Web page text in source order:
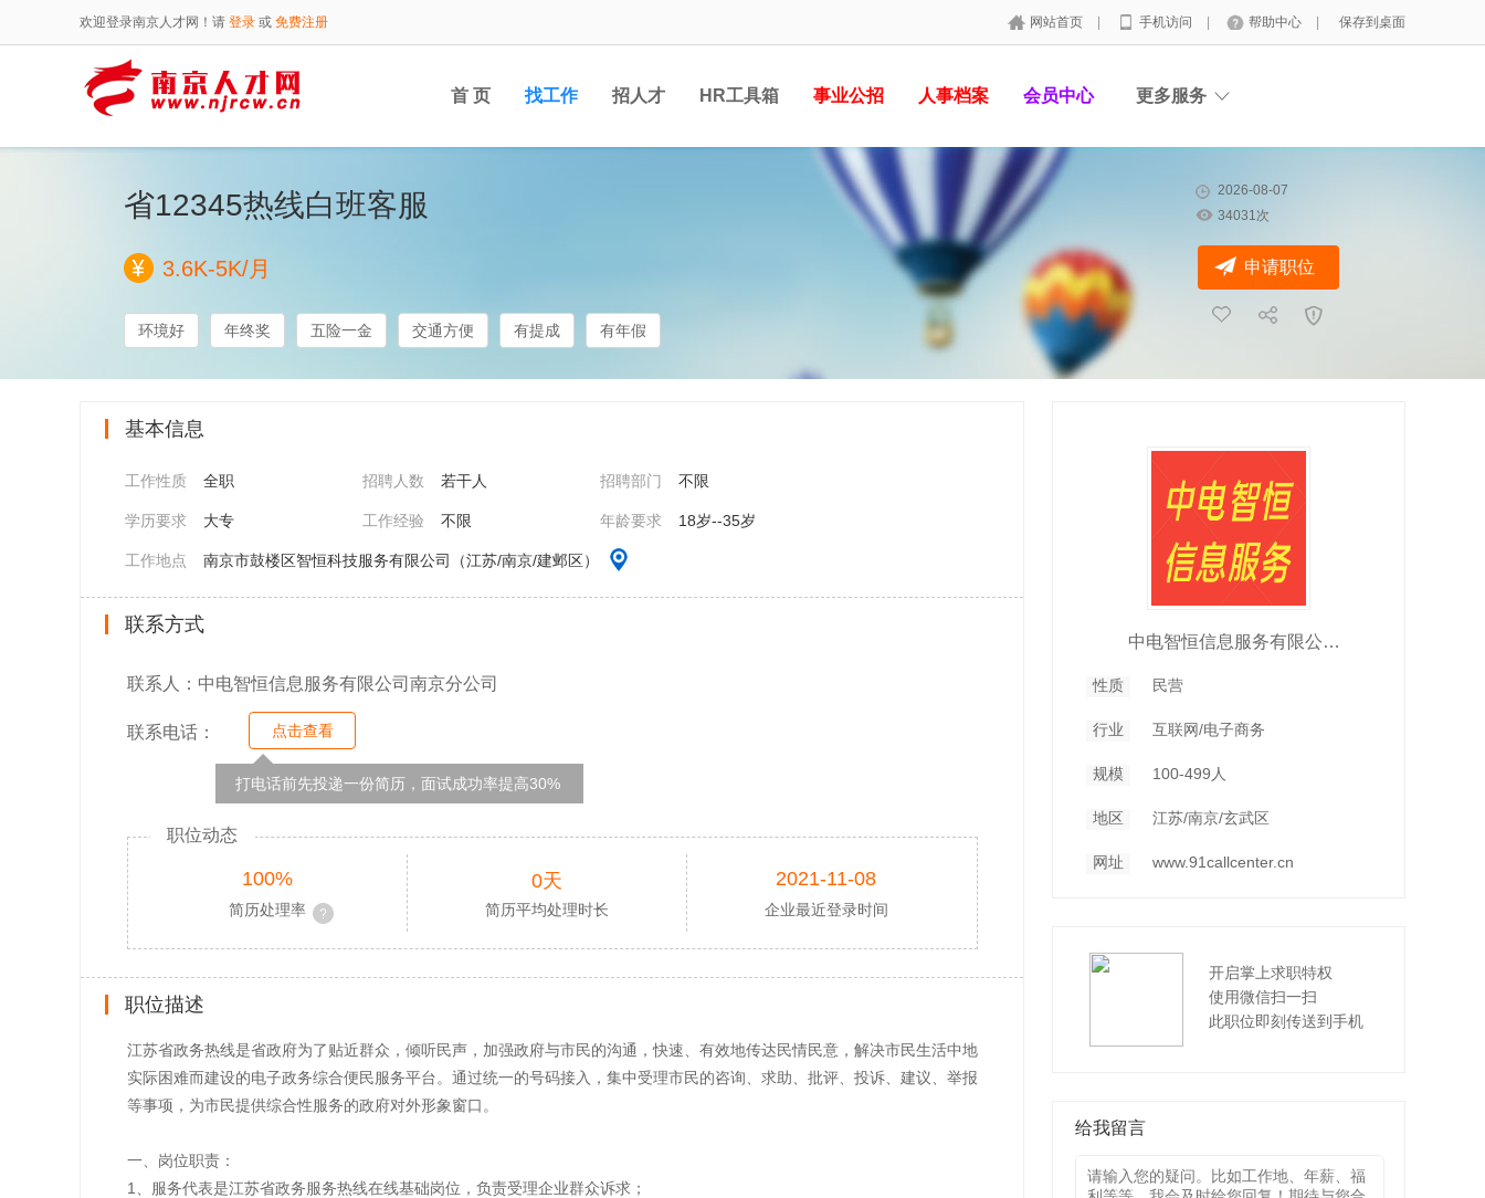
欢迎登录南京人才网！请 登录 或 免费注册 网站首页 手机访问 帮助中心 保存到桌面
首 页 找工作 招人才 HR工具箱 事业公招 人事档案 会员中心 更多服务
2026-08-07
34031次
省12345热线白班客服
3.6K-5K/月
环境好 年终奖 五险一金 交通方便 有提成 有年假
申请职位
基本信息
工作性质 全职 招聘人数 若干人 招聘部门 不限
学历要求 大专 工作经验 不限 年龄要求 18岁--35岁
工作地点 南京市鼓楼区智恒科技服务有限公司（江苏/南京/建邺区）
联系方式
联系人：中电智恒信息服务有限公司南京分公司
联系电话： 点击查看
打电话前先投递一份简历，面试成功率提高30%
职位动态
100%
简历处理率
0天
简历平均处理时长
2021-11-08
企业最近登录时间
职位描述
江苏省政务热线是省政府为了贴近群众，倾听民声，加强政府与市民的沟通，快速、有效地传达民情民意，解决市民生活中地
实际困难而建设的电子政务综合便民服务平台。通过统一的号码接入，集中受理市民的咨询、求助、批评、投诉、建议、举报
等事项，为市民提供综合性服务的政府对外形象窗口。
一、岗位职责：
1、服务代表是江苏省政务服务热线在线基础岗位，负责受理企业群众诉求；
中电智恒信息服务有限公司南京分公司
性质 民营
行业 互联网/电子商务
规模 100-499人
地区 江苏/南京/玄武区
网址 www.91callcenter.cn
开启掌上求职特权
使用微信扫一扫
此职位即刻传送到手机
给我留言